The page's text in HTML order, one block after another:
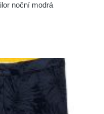
noční modrá